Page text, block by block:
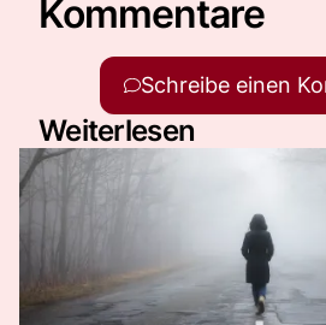
Kommentare
Schreibe einen
Weiterlesen